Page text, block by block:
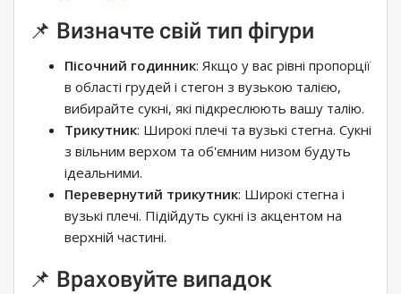
📌 Визначте свій тип фігури
Пісочний годинник: Якщо у вас рівні пропорції
в області грудей і стегон з вузькою талією,
вибирайте сукні, які підкреслюють вашу талію.
Трикутник: Широкі плечі та вузькі стегна. Сукні
з вільним верхом та об'ємним низом будуть
ідеальними.
Перевернутий трикутник: Широкі стегна і
вузькі плечі. Підійдуть сукні із акцентом на
верхній частині.
📌 Враховуйте випадок